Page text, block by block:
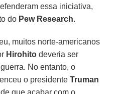
essa iniciativa,
do Pew Research.
muitos norte-americanos
Hirohito deveria ser
No entanto, o
o presidenteTruman
de que acabar com o